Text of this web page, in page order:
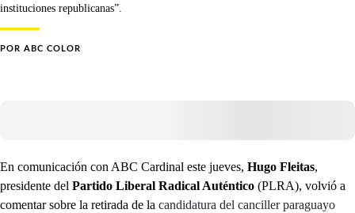
instituciones republicanas”.
POR ABC COLOR
En comunicación con ABC Cardinal este jueves, Hugo Fleitas,
presidente del Partido Liberal Radical Auténtico (PLRA), volvió a
comentar sobre la retirada de la candidatura del canciller paraguayo